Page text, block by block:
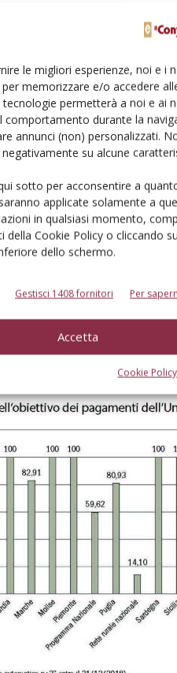
le migliori esperienze, noi e i
memorizzare e/o accedere
tecnologie permetterà a noi e ai
comportamento durante la
annunci (non) personalizzati.
su alcune
sotto per acconsentire a
applicate solamente a
in qualsiasi momento,
della Cookie Policy o cliccando
dello schermo.
Gestisci 1408 fornitori Per
Accetta
Cookie Policy
complessiva, nel breve
europea procede al
entro il 31 dicembre del
al disimpegno delle
automatico; gli
le risorse tornano a
dalla lotta contro
devono spendere almeno
al 30 giugno 2018, alcune
Puglia, Lazio e Marche. A
(fig. 1).